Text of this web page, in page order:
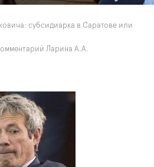
субсидиарка в Саратове или
Ларина А.А.